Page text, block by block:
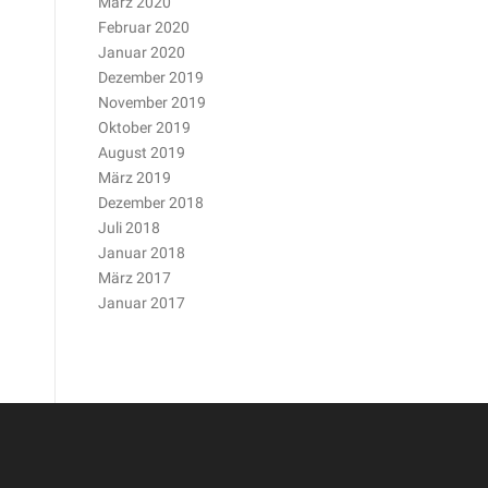
Februar 2020
Januar 2020
Dezember 2019
November 2019
Oktober 2019
August 2019
März 2019
Dezember 2018
Juli 2018
Januar 2018
März 2017
Januar 2017